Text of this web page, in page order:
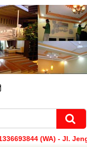
(WA) - Jl.